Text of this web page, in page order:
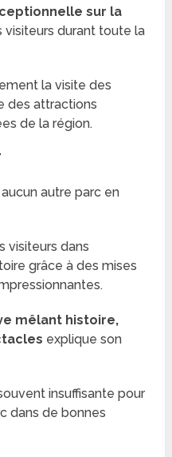
sur la
durant toute la
la visite des
des attractions
de la région.
autre parc en
visiteurs dans
grâce à des mises
mêlant histoire,
explique son
insuffisante pour
dans de bonnes